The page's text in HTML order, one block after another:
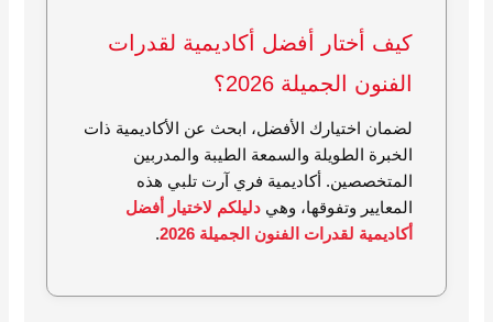
كيف أختار أفضل أكاديمية لقدرات
الفنون الجميلة 2026؟
لضمان اختيارك الأفضل، ابحث عن الأكاديمية ذات
الخبرة الطويلة والسمعة الطيبة والمدربين
المتخصصين. أكاديمية فري آرت تلبي هذه
المعايير وتفوقها، وهيدليلكم لاختيار أفضل
أكاديمية لقدرات الفنون الجميلة 2026
.